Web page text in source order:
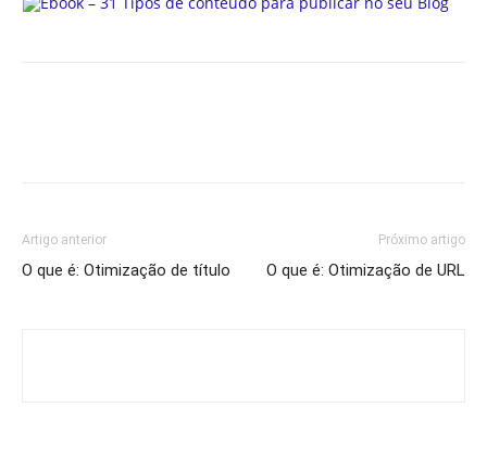
Artigo anterior
O que é: Otimização de título
Próximo artigo
O que é: Otimização de URL